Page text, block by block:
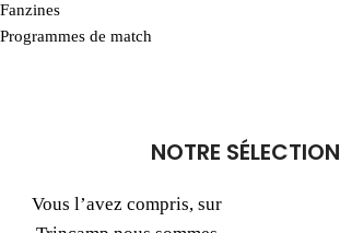
Fanzines
Programmes de match
NOTRE SÉLECTION
Vous l’avez compris, sur